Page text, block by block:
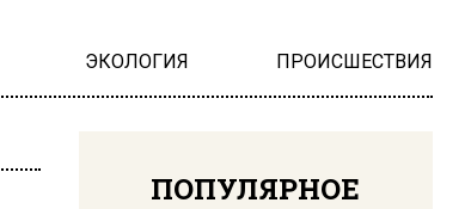
ЭКОЛОГИЯ ПРОИСШЕСТВИЯ
ПОПУЛЯРНОЕ